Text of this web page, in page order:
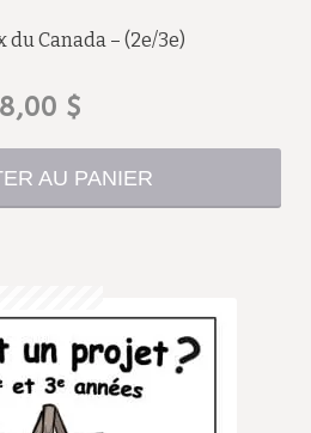
du Canada – (2e/3e)
8,00 $
AU PANIER